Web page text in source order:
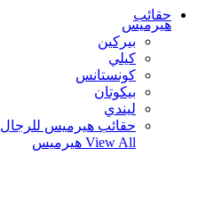
حقائب
هيرميس
بيركين
كيلي
كونستانس
بيكوتان
ليندي
حقائب هيرميس للرجال
View All هيرميس